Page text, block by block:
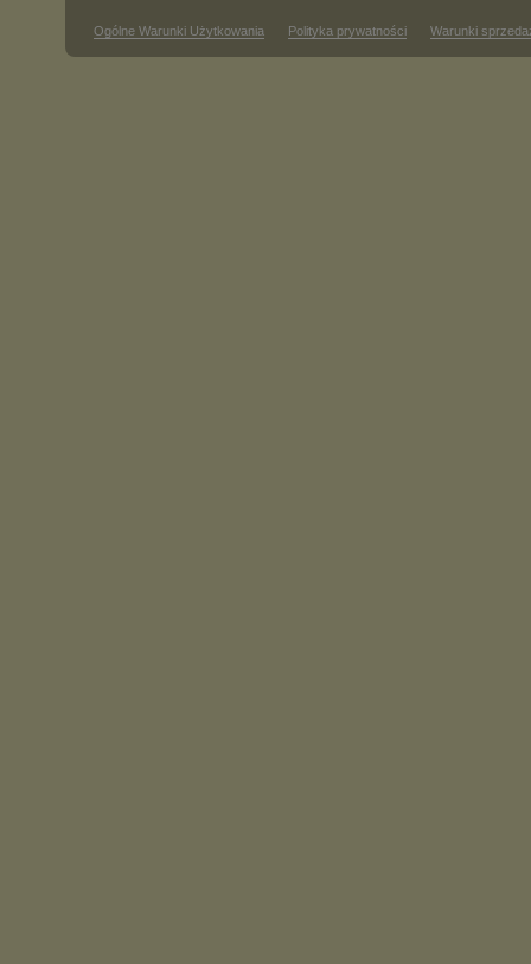
Ogólne Warunki Użytkowania Polityka prywatności Warunki